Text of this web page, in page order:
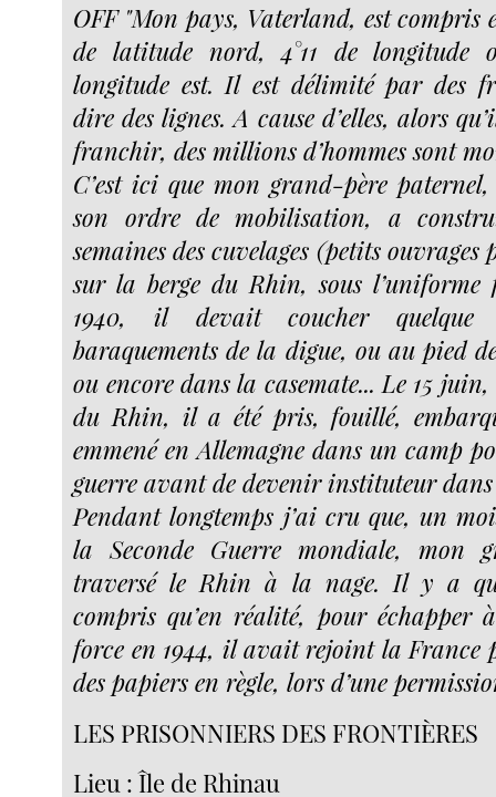
OFF "Mon pays, Vaterland, est compris
de latitude nord, 4°11 de longitude
longitude est. Il est délimité par des
dire des lignes. A cause d’elles, alors
franchir, des millions d’hommes sont
C’est ici que mon grand-père
son ordre de mobilisation, a
semaines des cuvelages (petits
sur la berge du Rhin, sous
1940, il devait coucher
baraquements de la digue, ou au pied
ou encore dans la casemate... Le 15
du Rhin, il a été pris, fouillé,
emmené en Allemagne dans un camp
guerre avant de devenir instituteur
Pendant longtemps j’ai cru que, un
la Seconde Guerre mondiale, mon
traversé le Rhin à la nage. Il y a
compris qu’en réalité, pour échapper
force en 1944, il avait rejoint la France
des papiers en règle, lors d’une
LES PRISONNIERS DES FRONTIÈRES
Lieu : Île de Rhinau